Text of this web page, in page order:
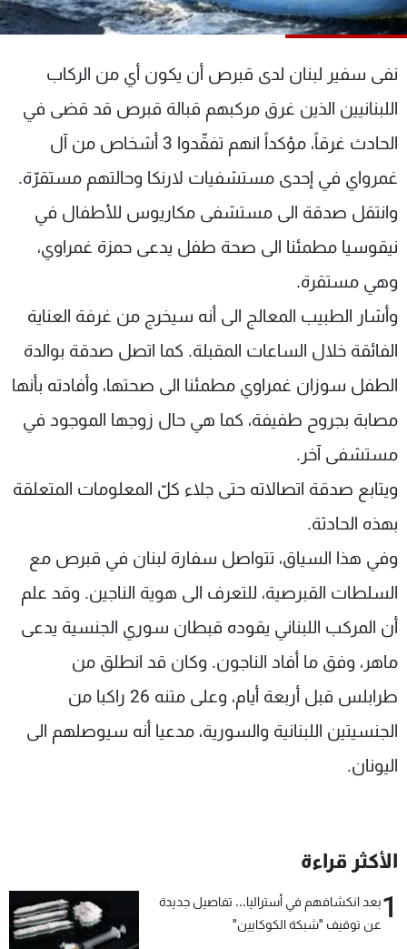
نفى سفير لبنان لدى قبرص أن يكون أي من الركاب
اللبنانيين الذين غرق مركبهم قبالة قبرص قد قضى في
الحادث غرقاً، مؤكداً انهم تفقّدوا 3 أشخاص من آل
غمرواي في إحدى مستشفيات لارنكا وحالتهم مستقرّة.
وانتقل صدقة الى مستشفى مكاريوس للأطفال في
نيقوسيا مطمئنا الى صحة طفل يدعى حمزة غمراوي،
وهي مستقرة.
وأشار الطبيب المعالج الى أنه سيخرج من غرفة العناية
الفائقة خلال الساعات المقبلة. كما اتصل صدقة بوالدة
الطفل سوزان غمراوي مطمئنا الى صحتها، وأفادته بأنها
مصابة بجروح طفيفة، كما هي حال زوجها الموجود في
مستشفى آخر.
ويتابع صدقة اتصالاته حتى جلاء كلّ المعلومات المتعلقة
بهذه الحادثة.
وفي هذا السياق، تتواصل سفارة لبنان في قبرص مع
السلطات القبرصية، للتعرف الى هوية الناجين. وقد علم
أن المركب اللبناني يقوده قبطان سوري الجنسية يدعى
ماهر، وفق ما أفاد الناجون. وكان قد انطلق من
طرابلس قبل أربعة أيام، وعلى متنه 26 راكبا من
الجنسيتين اللبنانية والسورية، مدعيا أنه سيوصلهم الى
اليونان.
الأكثر قراءة
1بعد انكشافهم في أستراليا... تفاصيل جديدة
عن توقيف "شبكة الكوكايين"
شاهد البرامج
عن MTV
الإنـتـاج
لاعلاناتكم
وظائف
تواصل معنا
شروط الإسـتخدام